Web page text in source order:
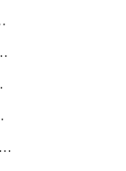
조직 소탕…4...
생채·양념 목살구이 ...
차도...
맛집 탐방
'더 시즌즈-성시경의 고막남친' 결방, '누난 내게 여자...